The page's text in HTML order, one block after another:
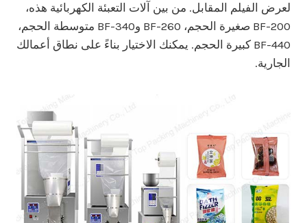
لعرض الفيلم المقابل. من بين آلات التعبئة الكهربائية هذه،
BF-200 صغيرة الحجم، BF-260 وBF-340 متوسطة الحجم،
BF-440 كبيرة الحجم. يمكنك الاختيار بناءً على نطاق أعمالك
الجارية.